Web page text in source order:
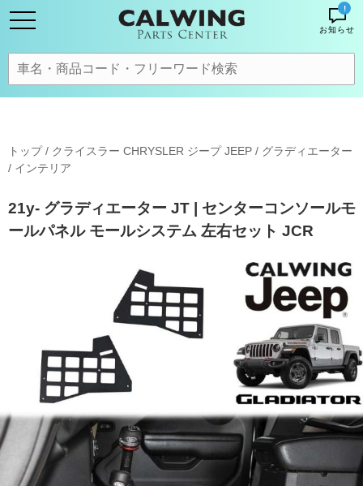
!
お知らせ
トップ/ クライスラー CHRYSLER ジープ JEEP / グラディエーター
/ インテリア
21y- グラディエーター JT | センターコンソールモ
ールパネル モールシステム 左右セット JCR